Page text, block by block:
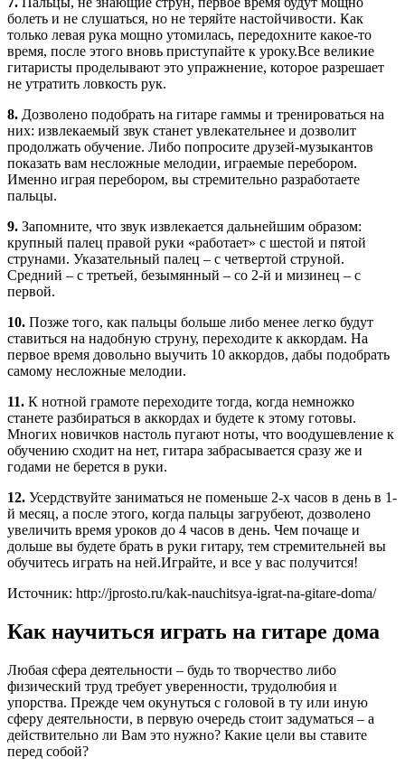
болеть и не слушаться, но не теряйте настойчивости. Как
только левая рука мощно утомилась, передохните какое-то
время, после этого вновь приступайте к уроку.Все великие
гитаристы проделывают это упражнение, которое разрешает
не утратить ловкость рук.
8. Дозволено подобрать на гитаре гаммы и тренироваться на
них: извлекаемый звук станет увлекательнее и дозволит
продолжать обучение. Либо попросите друзей-музыкантов
показать вам несложные мелодии, играемые перебором.
Именно играя перебором, вы стремительно разработаете
пальцы.
9. Запомните, что звук извлекается дальнейшим образом:
крупный палец правой руки «работает» с шестой и пятой
струнами. Указательный палец – с четвертой струной.
Средний – с третьей, безымянный – со 2-й и мизинец – с
первой.
10. Позже того, как пальцы больше либо менее легко будут
ставиться на надобную струну, переходите к аккордам. На
первое время довольно выучить 10 аккордов, дабы подобрать
самому несложные мелодии.
11. К нотной грамоте переходите тогда, когда немножко
станете разбираться в аккордах и будете к этому готовы.
Многих новичков настоль пугают ноты, что воодушевление к
обучению сходит на нет, гитара забрасывается сразу же и
годами не берется в руки.
12. Усердствуйте заниматься не поменьше 2-х часов в день в 1-
й месяц, а после этого, когда пальцы загрубеют, дозволено
увеличить время уроков до 4 часов в день. Чем почаще и
дольше вы будете брать в руки гитару, тем стремительней вы
обучитесь играть на ней.Играйте, и все у вас получится!
Источник: http://jprosto.ru/kak-nauchitsya-igrat-na-gitare-doma/
Как научиться играть на гитаре дома
Любая сфера деятельности – будь то творчество либо
физический труд требует уверенности, трудолюбия и
упорства. Прежде чем окунуться с головой в ту или иную
сферу деятельности, в первую очередь стоит задуматься – а
действительно ли Вам это нужно? Какие цели вы ставите
перед собой?